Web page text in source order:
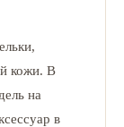
кожи. В
на
в